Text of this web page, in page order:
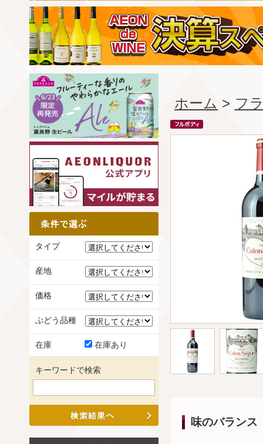
ホーム > フ
味のバランス
タイプ
産地
価格
ぶどう品種
在庫 在庫あり
キーワードで検索